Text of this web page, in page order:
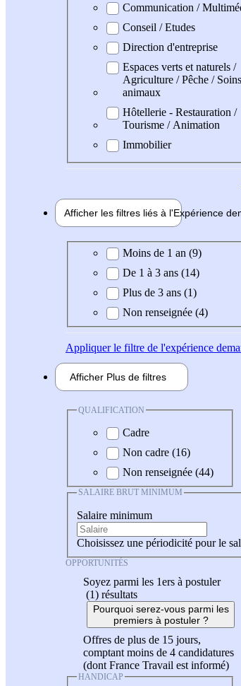
Communication /
Conseil / Etudes
Direction d'entreprise
Espaces verts et naturels /
Agriculture / Pêche /
animaux
Hôtellerie - Restauration /
Tourisme / Animation
Immobilier
Afficher les filtres liés à l'Expérience
Expérience demandée
Moins de 1 an (9)
De 1 à 3 ans (14)
Plus de 3 ans (1)
Non renseignée (4)
Appliquerle filtre de l'expérience
Afficher Plus de filtres
QUALIFICATION
Cadre
Non cadre (16)
Non renseignée (44)
SALAIRE BRUT MINIMUM
Salaire minimum
Choisissez une périodicité pour le
OPPORTUNITÉS
Soyez parmi les 1ers à postuler
(1) résultats
Pourquoi serez-vous parmi les
premiers à postuler ?
Offres de plus de 15 jours,
comptant moins de 4 candidatures
(dont France Travail est informé)
HANDICAP